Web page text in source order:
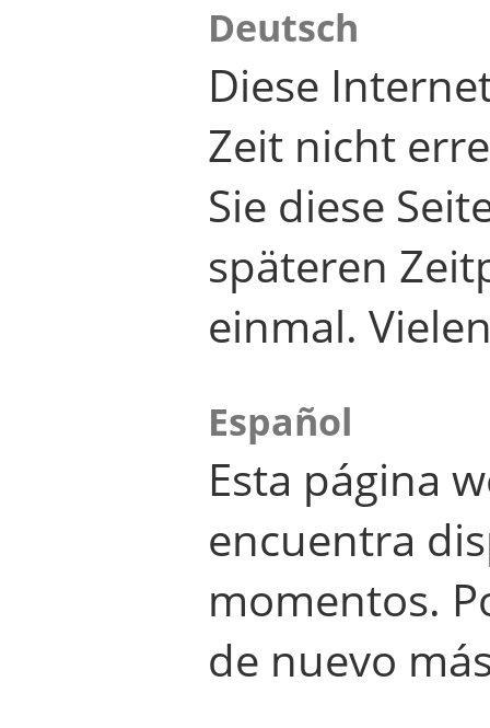
Deutsch
Diese
Zeit nicht
Sie diese
späteren
einmal.
Español
Esta página
encuentra
momentos.
de nuevo